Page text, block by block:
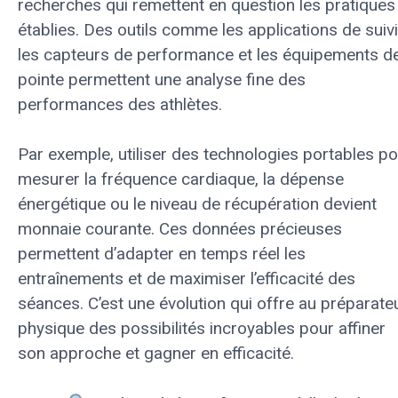
recherches qui remettent en question les pratiques
établies. Des outils comme les applications de
les capteurs de performance et les équipements
pointe permettent une analyse fine des
performances des athlètes.
Par exemple, utiliser des technologies portables
mesurer la fréquence cardiaque, la dépense
énergétique ou le niveau de récupération devient
monnaie courante. Ces données précieuses
permettent d’adapter en temps réel les
entraînements et de maximiser l’efficacité des
séances. C’est une évolution qui offre au
physique des possibilités incroyables pour affiner
son approche et gagner en efficacité.